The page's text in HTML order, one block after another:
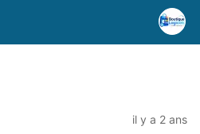
il y a 2 ans